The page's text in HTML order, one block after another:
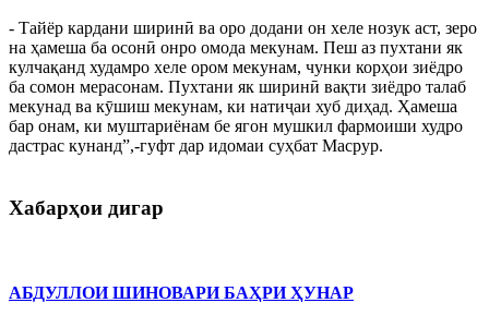
- Тайёр кардани ширинӣ ва оро додани он хеле нозук аст, зеро
на ҳамеша ба осонӣ онро омода мекунам. Пеш аз пухтани як
кулчақанд худамро хеле ором мекунам, чунки корҳои зиёдро
ба сомон мерасонам. Пухтани як ширинӣ вақти зиёдро талаб
мекунад ва кӯшиш мекунам, ки натиҷаи хуб диҳад. Ҳамеша
бар онам, ки муштариёнам бе ягон мушкил фармоиши худро
дастрас кунанд”,-гуфт дар идомаи суҳбат Масрур.
Хабарҳои дигар
АБДУЛЛОИ ШИНОВАРИ БАҲРИ ҲУНАР